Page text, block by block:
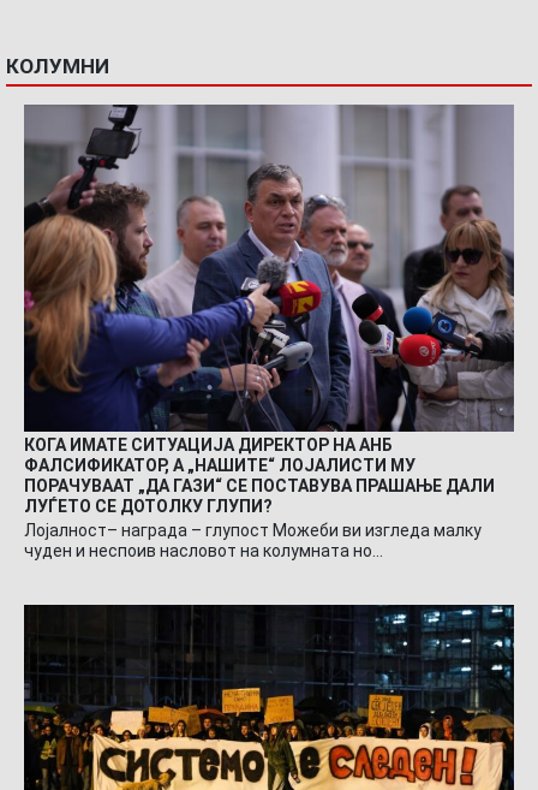
КОЛУМНИ
КОГА ИМАТЕ СИТУАЦИЈА ДИРЕКТОР НА АНБ
ФАЛСИФИКАТОР, А „НАШИТЕ“ ЛОЈАЛИСТИ МУ
ПОРАЧУВААТ „ДА ГАЗИ“ СЕ ПОСТАВУВА ПРАШАЊЕ ДАЛИ
ЛУЃЕТО СЕ ДОТОЛКУ ГЛУПИ?
Лојалност– награда – глупост Можеби ви изгледа малку
чуден и неспоив насловот на колумната но…